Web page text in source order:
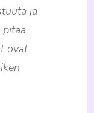
ja
ovat